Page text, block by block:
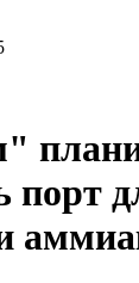
порт